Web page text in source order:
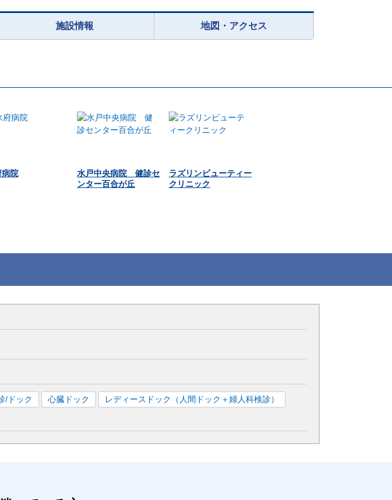
施設情報 地図・アクセス
病院
水戸中央病院 健診セ
ンター百合が丘
ラズリンビューティー
クリニック
/ドック 心臓ドック
レディースドック（人間ドック＋婦人科検診）